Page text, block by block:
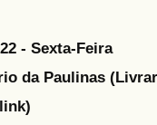
- Sexta-Feira
da Paulinas